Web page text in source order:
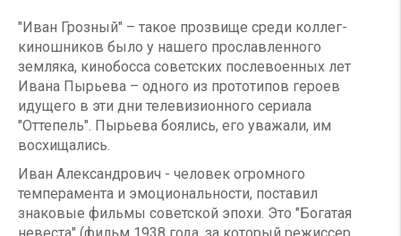
"Иван Грозный" – такое прозвище среди коллег-
киношников было у нашего прославленного
земляка, кинобосса советских послевоенных лет
Ивана Пырьева – одного из прототипов героев
идущего в эти дни телевизионного сериала
"Оттепель". Пырьева боялись, его уважали, им
восхищались.
Иван Александрович - человек огромного
темперамента и эмоциональности, поставил
знаковые фильмы советской эпохи. Это "Богатая